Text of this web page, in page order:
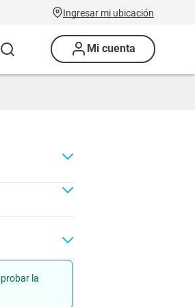
Ingresar mi ubicación
Mi cuenta
la